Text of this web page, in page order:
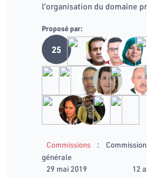
l’organisation du domaine
Proposé par:
25
Commissions :
générale
29 mai 2019
12